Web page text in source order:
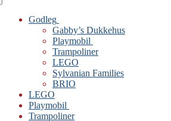
Godleg
Gabby’s Dukkehus
Playmobil
Trampoliner
LEGO
Sylvanian Families
BRIO
LEGO
Playmobil
Trampoliner